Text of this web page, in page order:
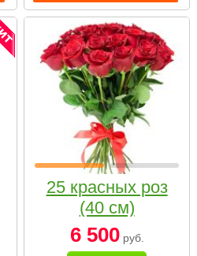
25 красных роз
(40 см)
6 500руб.